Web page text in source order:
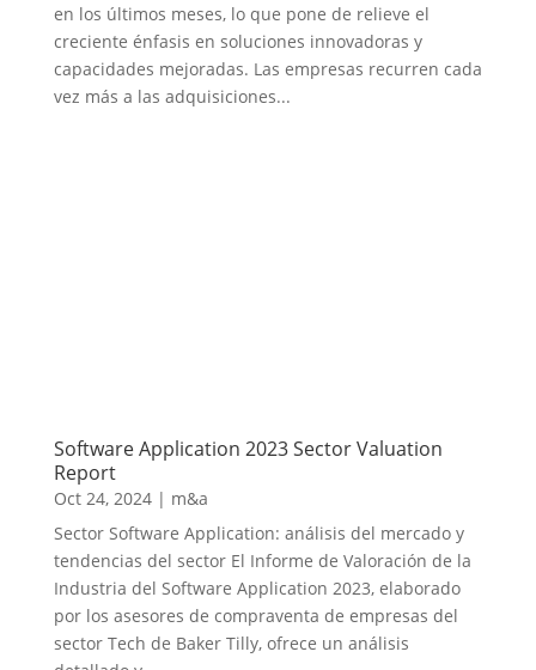
en los últimos meses, lo que pone de relieve el
creciente énfasis en soluciones innovadoras y
capacidades mejoradas. Las empresas recurren cada
vez más a las adquisiciones...
Software Application 2023 Sector Valuation
Report
Oct 24, 2024| m&a
Sector Software Application: análisis del mercado y
tendencias del sector El Informe de Valoración de la
Industria del Software Application 2023, elaborado
por los asesores de compraventa de empresas del
sector Tech de Baker Tilly, ofrece un análisis